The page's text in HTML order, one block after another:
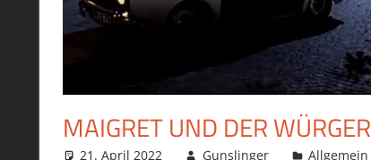
MAIGRET UND DER
21. April 2022 Gunslinger Allgemein